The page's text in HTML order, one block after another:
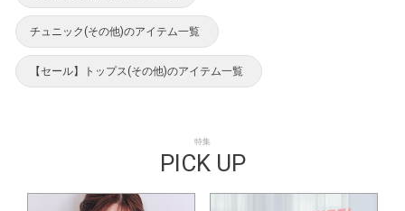
チュニック(その他)のアイテム一覧
【セール】トップス(その他)のアイテム一覧
特集
PICK UP